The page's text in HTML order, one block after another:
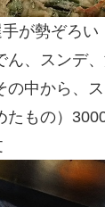
が勢ぞろい
ん、スンデ
の中から、
もの）